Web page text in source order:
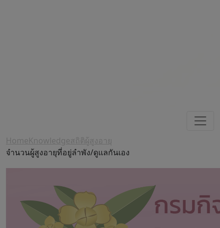
HomeKnowledgeสถิติผู้สูงอายุ
จำนวนผู้สูงอายุที่อยู่ลำพัง/ดูแลกันเอง